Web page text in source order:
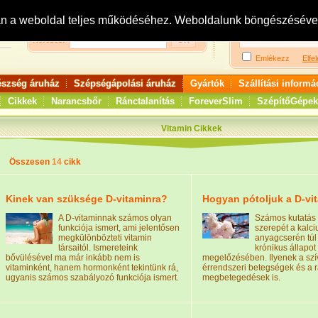
a weboldal teljes működéséhez. Weboldalunk
Keresés:
Bejelentkezés:
Emlékezz
áruház Szépségápolási áruház Gyártók Szállítási
Cikkek Narancsbőr Ránctalanítás ForeverSlim SzépítőGépek
Vitamin Cikkek
Összesen 14 cikk
Kinek van szüksége D-vitaminra?
A D-vitaminnak számos olyan
funkciója ismert, ami jelentősen
megkülönbözteti vitamin
társaitól. Ismereteink
bővülésével ma már inkább nem is
vitaminként, hanem hormonként tekintünk rá,
ugyanis számos szabályozó funkciója ismert.
Hogyan pótoljuk a D-
Számos
szerepét a
anyagcserén
krónikus állapot
megelőzésében. Ilyenek a
érrendszeri betegségek és a
megbetegedések is.